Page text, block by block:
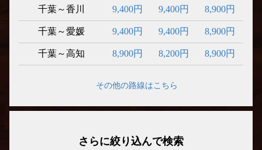
千葉～香川 9,400円 9,400円 8,900円
千葉～愛媛 9,400円 9,400円 8,900円
千葉～高知 8,900円 8,200円 8,900円
その他の路線はこちら
さらに絞り込んで検索